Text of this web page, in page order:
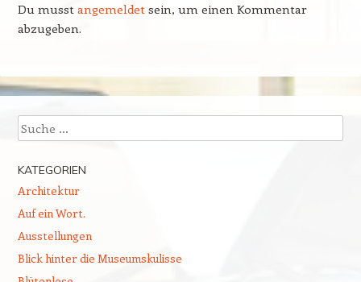
Du musst angemeldetsein, um einen Kommentar
abzugeben.
Suchen
KATEGORIEN
Architektur
Auf ein Wort.
Ausstellungen
Blick hinter die Museumskulisse